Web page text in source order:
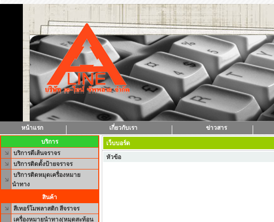
หน้าแรก เกี่ยวกับเรา ข่าวสาร
บริการ
บริการตีเส้นจราจร
บริการติดตั้งป้ายจราจร
บริการติดหมุดเครื่องหมาย
นำทาง
สินค้า
สีเทอร์โมพลาสติก สีจราจร
เครื่องหมายนำทาง(หมุดสะท้อน
เว็บบอร์ด
หัวข้อ